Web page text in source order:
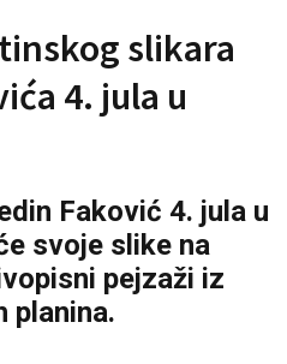
slikara
4. jula u
Faković 4. jula u
svoje slike na
pejzaži iz
planina.